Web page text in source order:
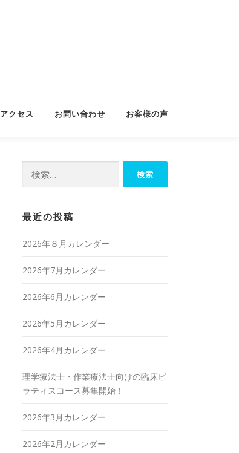
アクセス お問い合わせ お客様の声
最近の投稿
2026年８月カレンダー
2026年7月カレンダー
2026年6月カレンダー
2026年5月カレンダー
2026年4月カレンダー
理学療法士・作業療法士向けの臨床ピ
ラティスコース募集開始！
2026年3月カレンダー
2026年2月カレンダー